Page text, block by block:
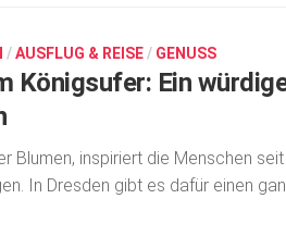
/AUSFLUG & REISE / GENUSS
Königsufer: Ein
Blumen, inspiriert die Menschen
In Dresden gibt es dafür einen